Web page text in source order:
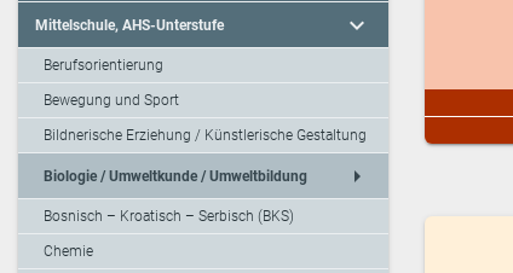
Mittelschule, AHS-Unterstufe expand_more
Berufsorientierung
Bewegung und Sport
Bildnerische Erziehung / Künstlerische Gestaltung
Biologie / Umweltkunde / Umweltbildung arrow_right
Bosnisch – Kroatisch – Serbisch (BKS)
Chemie